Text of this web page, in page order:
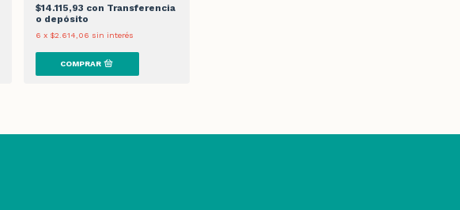
$14.115,93 con Transferencia
o depósito
6 x $2.614,06 sin interés